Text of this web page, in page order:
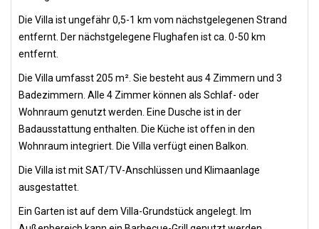
Die Villa ist ungefähr 0,5-1 km vom nächstgelegenen Strand
entfernt. Der nächstgelegene Flughafen ist ca. 0-50 km
entfernt.
Die Villa umfasst 205 m². Sie besteht aus 4 Zimmern und 3
Badezimmern. Alle 4 Zimmer können als Schlaf- oder
Wohnraum genutzt werden. Eine Dusche ist in der
Badausstattung enthalten. Die Küche ist offen in den
Wohnraum integriert. Die Villa verfügt einen Balkon.
Die Villa ist mit SAT/TV-Anschlüssen und Klimaanlage
ausgestattet.
Ein Garten ist auf dem Villa-Grundstück angelegt. Im